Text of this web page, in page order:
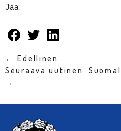
Jaa:
← Edellinen
Seuraava uutinen:
→